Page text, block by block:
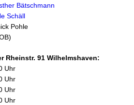
Bätschmann
Schäll
Pohle
Rheinstr. 91 Wilhelmshaven:
Uhr
Uhr
Uhr
Uhr